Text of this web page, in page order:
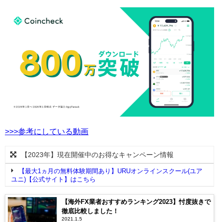
>>>参考にしている動画
【2023年】現在開催中のお得なキャンペーン情報
【最大1ヵ月の無料体験期間あり】URUオンラインスクール(ユア
ユニ)【公式サイト】はこちら
【海外FX業者おすすめランキング2023】忖度抜きで
徹底比較しました！
2021.1.5